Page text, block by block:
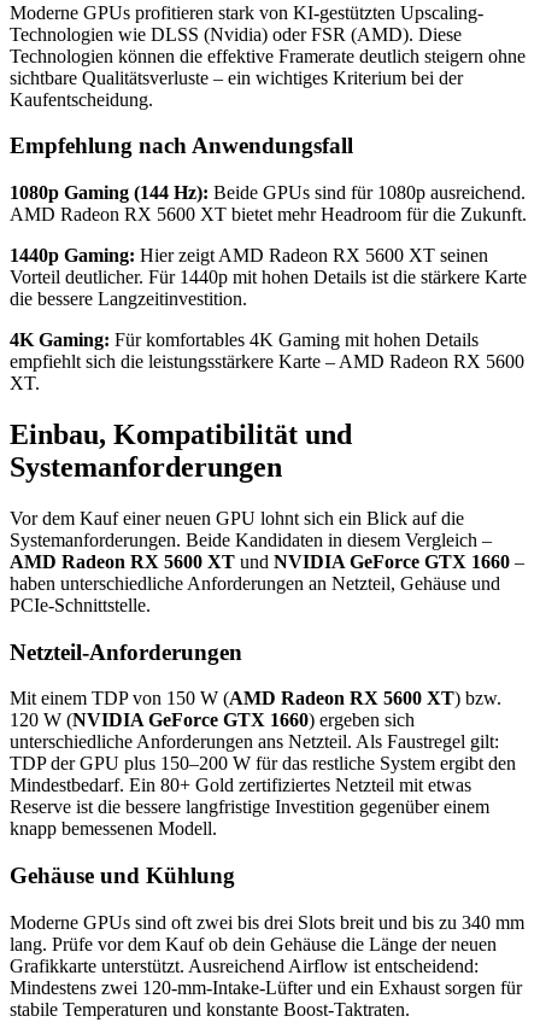
Moderne GPUs profitieren stark von KI-gestützten Upscaling-
Technologien wie DLSS (Nvidia) oder FSR (AMD). Diese
Technologien können die effektive Framerate deutlich steigern ohne
sichtbare Qualitätsverluste – ein wichtiges Kriterium bei der
Kaufentscheidung.
Empfehlung nach Anwendungsfall
1080p Gaming (144 Hz): Beide GPUs sind für 1080p ausreichend.
AMD Radeon RX 5600 XT bietet mehr Headroom für die Zukunft.
1440p Gaming: Hier zeigt AMD Radeon RX 5600 XT seinen
Vorteil deutlicher. Für 1440p mit hohen Details ist die stärkere Karte
die bessere Langzeitinvestition.
4K Gaming: Für komfortables 4K Gaming mit hohen Details
empfiehlt sich die leistungsstärkere Karte – AMD Radeon RX 5600
XT.
Einbau, Kompatibilität und
Systemanforderungen
Vor dem Kauf einer neuen GPU lohnt sich ein Blick auf die
Systemanforderungen. Beide Kandidaten in diesem Vergleich –
AMD Radeon RX 5600 XT und NVIDIA GeForce GTX 1660 –
haben unterschiedliche Anforderungen an Netzteil, Gehäuse und
PCIe-Schnittstelle.
Netzteil-Anforderungen
Mit einem TDP von 150 W (AMD Radeon RX 5600 XT) bzw.
120 W (NVIDIA GeForce GTX 1660) ergeben sich
unterschiedliche Anforderungen ans Netzteil. Als Faustregel gilt:
TDP der GPU plus 150–200 W für das restliche System ergibt den
Mindestbedarf. Ein 80+ Gold zertifiziertes Netzteil mit etwas
Reserve ist die bessere langfristige Investition gegenüber einem
knapp bemessenen Modell.
Gehäuse und Kühlung
Moderne GPUs sind oft zwei bis drei Slots breit und bis zu 340 mm
lang. Prüfe vor dem Kauf ob dein Gehäuse die Länge der neuen
Grafikkarte unterstützt. Ausreichend Airflow ist entscheidend:
Mindestens zwei 120-mm-Intake-Lüfter und ein Exhaust sorgen für
stabile Temperaturen und konstante Boost-Taktraten.